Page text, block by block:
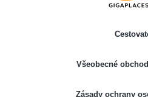
Všeobecné
Zásady ochrany